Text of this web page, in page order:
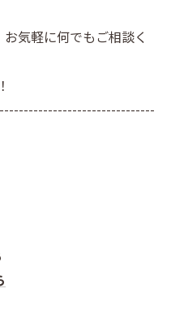
気軽に何でもご相談く